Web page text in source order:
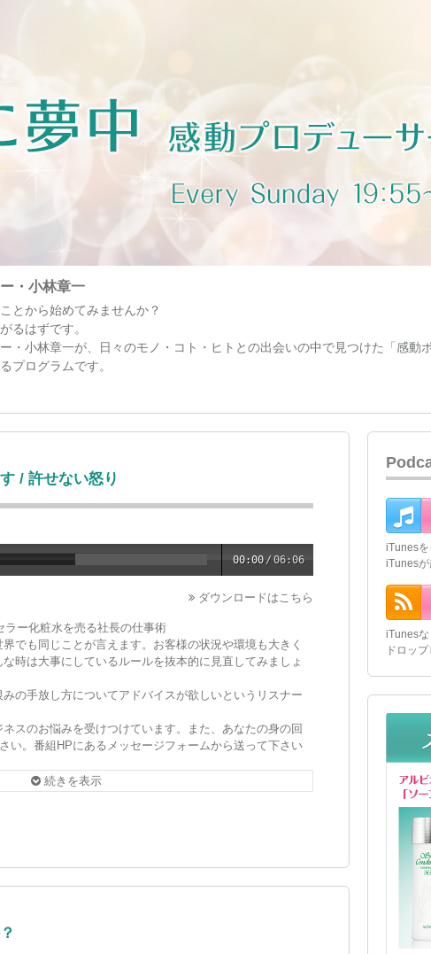
・小林章一
とから始めてみませんか？
るはずです。
・小林章一が、日々のモノ・コト・ヒトとの出会いの中で見つけた「感動
プログラムです。
/ 許せない怒り
00:00 /06:06
ダウンロードはこちら
ラー化粧水を売る社長の仕事術
でも同じことが言えます。お客様の状況や環境も大きく
時は大事にしているルールを抜本的に見直してみましょ
の手放し方についてアドバイスが欲しいというリスナー
スのお悩みを受けつけています。また、あなたの身の回
い。番組HPにあるメッセージフォームから送って下さい
続きを表示
iTunesを
iTunesが
iTunes
ドロップ